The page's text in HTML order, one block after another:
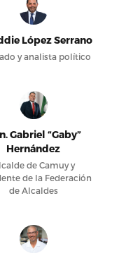
López Serrano
y analista político
Gabriel “Gaby”
Hernández
de Camuy y
de la Federación
de Alcaldes